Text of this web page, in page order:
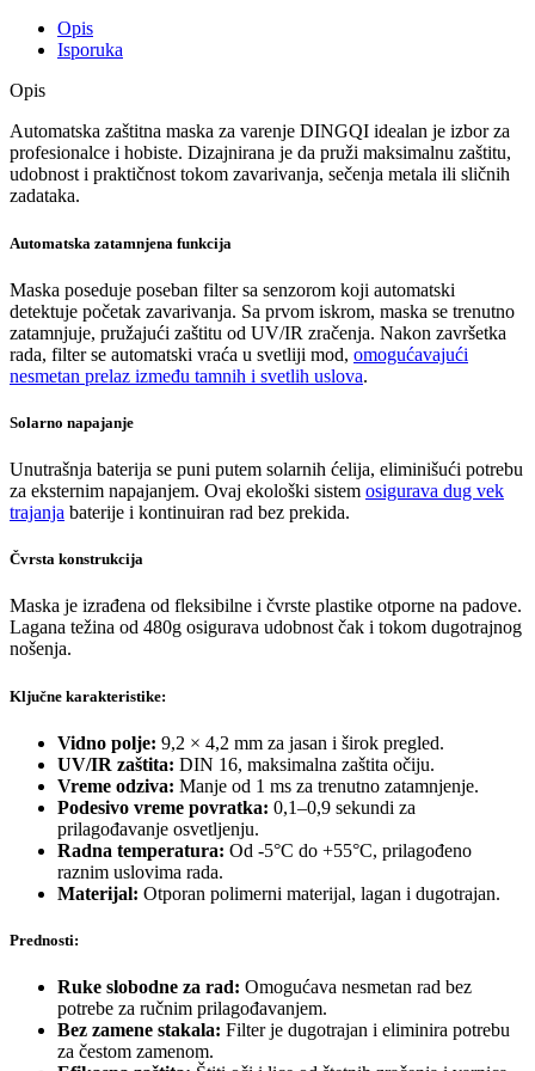
Opis
Isporuka
Opis
Automatska zaštitna maska za varenje DINGQI idealan je izbor za
profesionalce i hobiste. Dizajnirana je da pruži maksimalnu zaštitu,
udobnost i praktičnost tokom zavarivanja, sečenja metala ili sličnih
zadataka.
Automatska zatamnjena funkcija
Maska poseduje poseban filter sa senzorom koji automatski
detektuje početak zavarivanja. Sa prvom iskrom, maska se trenutno
zatamnjuje, pružajući zaštitu od UV/IR zračenja. Nakon završetka
rada, filter se automatski vraća u svetliji mod, omogućavajući
nesmetan prelaz između tamnih i svetlih uslova.
Solarno napajanje
Unutrašnja baterija se puni putem solarnih ćelija, eliminišući potrebu
za eksternim napajanjem. Ovaj ekološki sistem osigurava dug vek
trajanja baterije i kontinuiran rad bez prekida.
Čvrsta konstrukcija
Maska je izrađena od fleksibilne i čvrste plastike otporne na padove.
Lagana težina od 480g osigurava udobnost čak i tokom dugotrajnog
nošenja.
Ključne karakteristike:
Vidno polje: 9,2 × 4,2 mm za jasan i širok pregled.
UV/IR zaštita: DIN 16, maksimalna zaštita očiju.
Vreme odziva: Manje od 1 ms za trenutno zatamnjenje.
Podesivo vreme povratka: 0,1–0,9 sekundi za
prilagođavanje osvetljenju.
Radna temperatura: Od -5°C do +55°C, prilagođeno
raznim uslovima rada.
Materijal: Otporan polimerni materijal, lagan i dugotrajan.
Prednosti:
Ruke slobodne za rad: Omogućava nesmetan rad bez
potrebe za ručnim prilagođavanjem.
Bez zamene stakala: Filter je dugotrajan i eliminira potrebu
za čestom zamenom.